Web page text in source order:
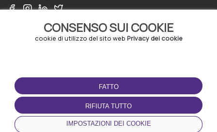
CONSENSO SUI COOKIE
cookie di utilizzo del sito web Privacy dei cookie
FATTO
RIFIUTA TUTTO
IMPOSTAZIONI DEI COOKIE
CONDIZIONI D'USO
Termini e Condizioni
Politica sulla riservatezza
Gestione dei Cookie
SCARICA L'APP